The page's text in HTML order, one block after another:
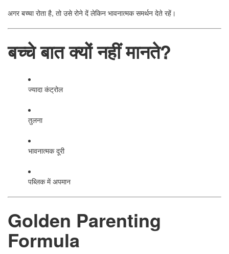
अगर बच्चा रोता है, तो उसे रोने दें लेकिन भावनात्मक समर्थन देते रहें।
बच्चे बात क्यों नहीं मानते?
ज्यादा कंट्रोल
तुलना
भावनात्मक दूरी
पब्लिक में अपमान
Golden Parenting
Formula